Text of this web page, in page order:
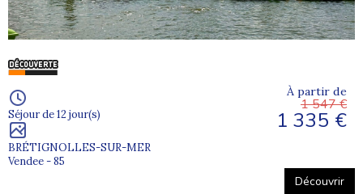
Séjour de 12 jour(s)
BRÉTIGNOLLES-SUR-MER
Vendee - 85
À partir de
1 547 €
1 335 €
Découvrir